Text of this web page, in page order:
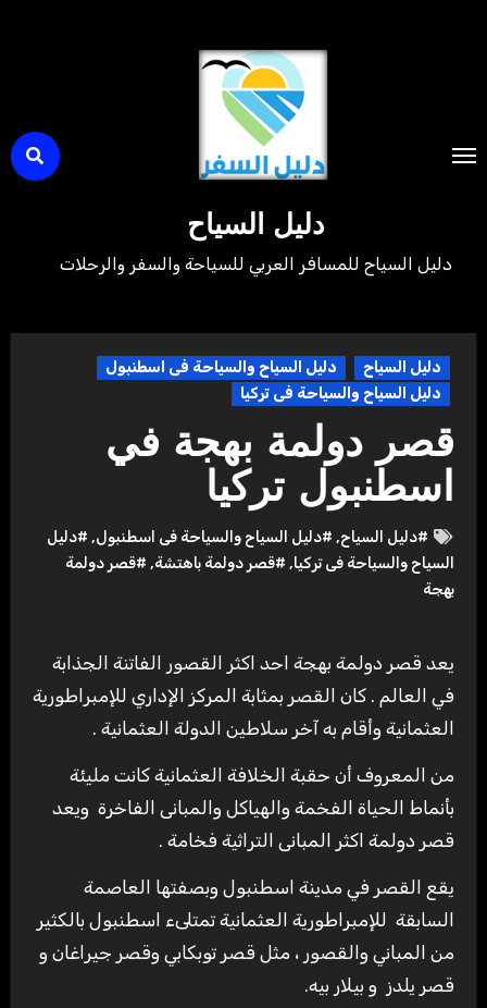
دليل السياح
دليل السياح للمسافر العربي للسياحة والسفر والرحلات
دليل السياح
دليل السياح والسياحة فى اسطنبول
دليل السياح والسياحة فى تركيا
قصر دولمة بهجة في
اسطنبول تركيا
#دليل السياح, #دليل السياح والسياحة فى اسطنبول, #دليل
السياح والسياحة فى تركيا, #قصر دولمة باهتشة, #قصر دولمة
بهجة
يعد قصر دولمة بهجة احد اكثر القصور الفاتنة الجذابة
في العالم . كان القصر بمثابة المركز الإداري للإمبراطورية
العثمانية وأقام به آخر سلاطين الدولة العثمانية .
من المعروف أن حقبة الخلافة العثمانية كانت مليئة
بأنماط الحياة الفخمة والهياكل والمبانى الفاخرة ويعد
قصر دولمة اكثر المبانى التراثية فخامة .
يقع القصر في مدينة اسطنبول وبصفتها العاصمة
السابقة للإمبراطورية العثمانية تمتلىء اسطنبول بالكثير
من المباني والقصور ، مثل قصر توبكابي وقصر جيراغان و
قصر يلدز و بيلار بيه.